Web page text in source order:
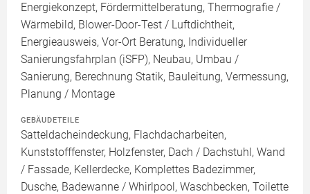
Energiekonzept, Fördermittelberatung, Thermografie /
Wärmebild, Blower-Door-Test / Luftdichtheit,
Energieausweis, Vor-Ort Beratung, Individueller
Sanierungsfahrplan (iSFP), Neubau, Umbau /
Sanierung, Berechnung Statik, Bauleitung, Vermessung,
Planung / Montage
GEBÄUDETEILE
Satteldacheindeckung, Flachdacharbeiten,
Kunststofffenster, Holzfenster, Dach / Dachstuhl, Wand
/ Fassade, Kellerdecke, Komplettes Badezimmer,
Dusche, Badewanne / Whirlpool, Waschbecken, Toilette